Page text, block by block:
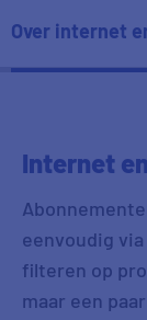
Over internet
Internet
eenvoudig
filteren op
maar een